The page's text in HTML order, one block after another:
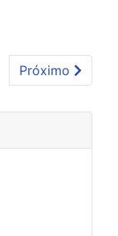
em prédios
Próximo artigo:
Próximo